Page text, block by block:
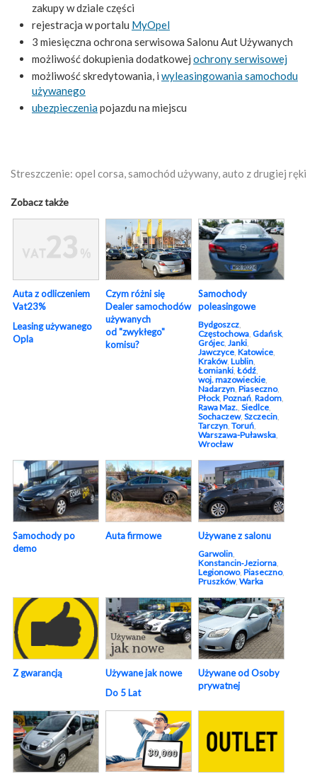
zakupy w dziale części
rejestracja w portalu MyOpel
3 miesięczna ochrona serwisowa Salonu Aut Używanych
możliwość dokupienia dodatkowej ochrony serwisowej
możliwość skredytowania, i wyleasingowania samochodu
używanego
ubezpieczeniapojazdu na miejscu
Streszczenie: opel corsa, samochód używany, auto z drugiej ręki
Zobacz także
Auta z odliczeniem
Vat23%
Leasing używanego
Opla
Czym różni się
Dealer samochodów
używanych
od "zwykłego"
komisu?
Samochody
poleasingowe
Bydgoszcz,
Częstochowa, Gdańsk,
Grójec, Janki,
Jawczyce, Katowice,
Kraków, Lublin,
Łomianki, Łódź,
woj. mazowieckie,
Nadarzyn, Piaseczno,
Płock, Poznań, Radom,
Rawa Maz., Siedlce,
Sochaczew, Szczecin,
Tarczyn, Toruń,
Warszawa-Puławska,
Wrocław
Samochody po
demo
Auta firmowe Używane z salonu
Garwolin,
Konstancin‑Jeziorna,
Legionowo, Piaseczno,
Pruszków, Warka
Z gwarancją
Używane jak nowe
Do 5 Lat
Używane od Osoby
prywatnej